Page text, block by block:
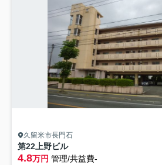
久留米市長門石
第22上野ビル
4.8万円 管理/共益費-